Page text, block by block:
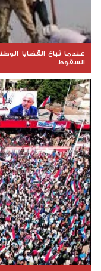
عندما تُباع القضايا
السقوط